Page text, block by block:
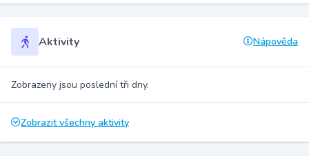
Aktivity Nápověda
Zobrazeny jsou poslední tři dny.
Zobrazit všechny aktivity